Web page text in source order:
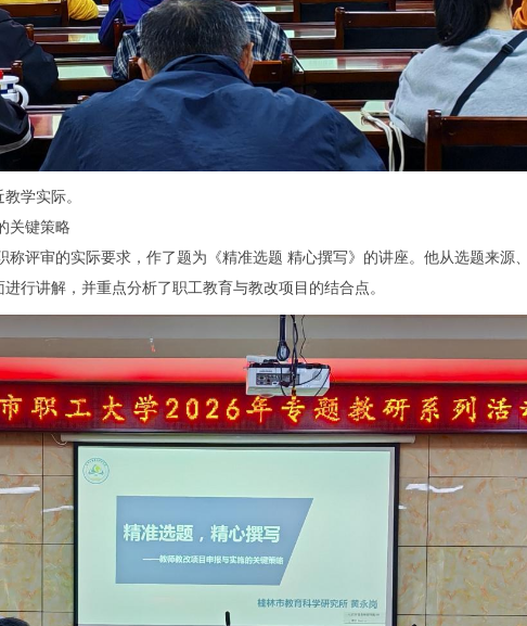
学实际。
键策略
审的实际要求，作了题为《精准选题 精心撰写》的讲座。他从选题来源
行讲解，并重点分析了职工教育与教改项目的结合点。